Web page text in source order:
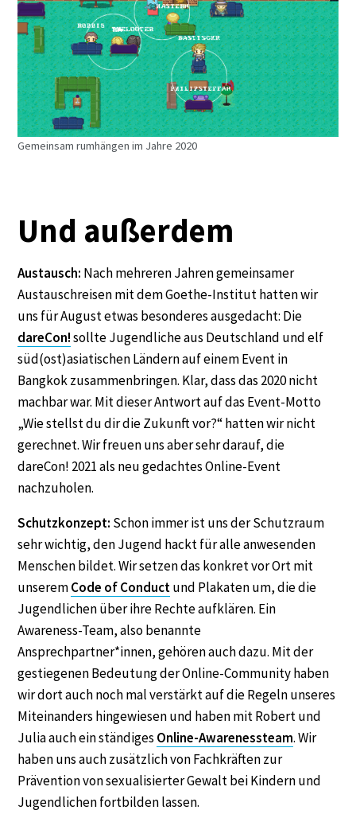
Gemeinsam rumhängen im Jahre 2020
Und außerdem
Austausch: Nach mehreren Jahren gemeinsamer
Austauschreisen mit dem Goethe-Institut hatten wir
uns für August etwas besonderes ausgedacht: Die
dareCon!sollte Jugendliche aus Deutschland und elf
süd(ost)asiatischen Ländern auf einem Event in
Bangkok zusammenbringen. Klar, dass das 2020 nicht
machbar war. Mit dieser Antwort auf das Event-Motto
„Wie stellst du dir die Zukunft vor?“ hatten wir nicht
gerechnet. Wir freuen uns aber sehr darauf, die
dareCon! 2021 als neu gedachtes Online-Event
nachzuholen.
Schutzkonzept: Schon immer ist uns der Schutzraum
sehr wichtig, den Jugend hackt für alle anwesenden
Menschen bildet. Wir setzen das konkret vor Ort mit
unseremCode of Conductund Plakaten um, die die
Jugendlichen über ihre Rechte aufklären. Ein
Awareness-Team, also benannte
Ansprechpartner*innen, gehören auch dazu. Mit der
gestiegenen Bedeutung der Online-Community haben
wir dort auch noch mal verstärkt auf die Regeln unseres
Miteinanders hingewiesen und haben mit Robert und
Julia auch ein ständiges Online-Awarenessteam. Wir
haben uns auch zusätzlich von Fachkräften zur
Prävention von sexualisierter Gewalt bei Kindern und
Jugendlichen fortbilden lassen.